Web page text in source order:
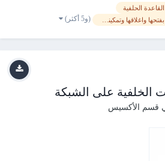
الحلفية
(و5 أكثر)
الخلفية على الشبكة
قسم الأكسيس